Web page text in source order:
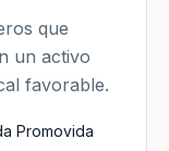
que
un activo
favorable.
Promovida